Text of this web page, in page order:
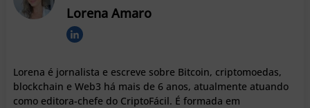
Lorena Amaro
Lorena é jornalista e escreve sobre Bitcoin, criptomoedas,
blockchain e Web3 há mais de 6 anos, atualmente atuando
como editora-chefe do CriptoFácil. É formada em